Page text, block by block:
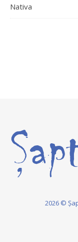
Nativa
2026 ©